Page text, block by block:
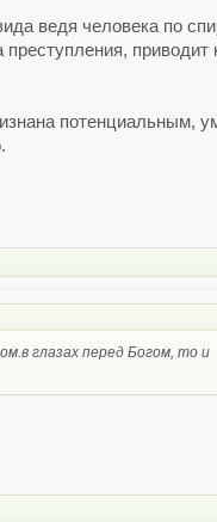
ведя человека по
приводит
потенциальным,
глазах перед Богом, то и